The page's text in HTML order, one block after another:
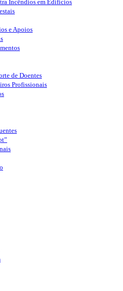
Incêndios em Edificios
e Apoios
de Doentes
Profissionais